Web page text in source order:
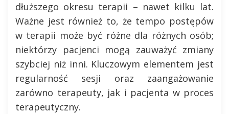
dłuższego okresu terapii – nawet kilku lat.
Ważne jest również to, że tempo postępów
w terapii może być różne dla różnych osób;
niektórzy pacjenci mogą zauważyć zmiany
szybciej niż inni. Kluczowym elementem jest
regularność sesji oraz zaangażowanie
zarówno terapeuty, jak i pacjenta w proces
terapeutyczny.